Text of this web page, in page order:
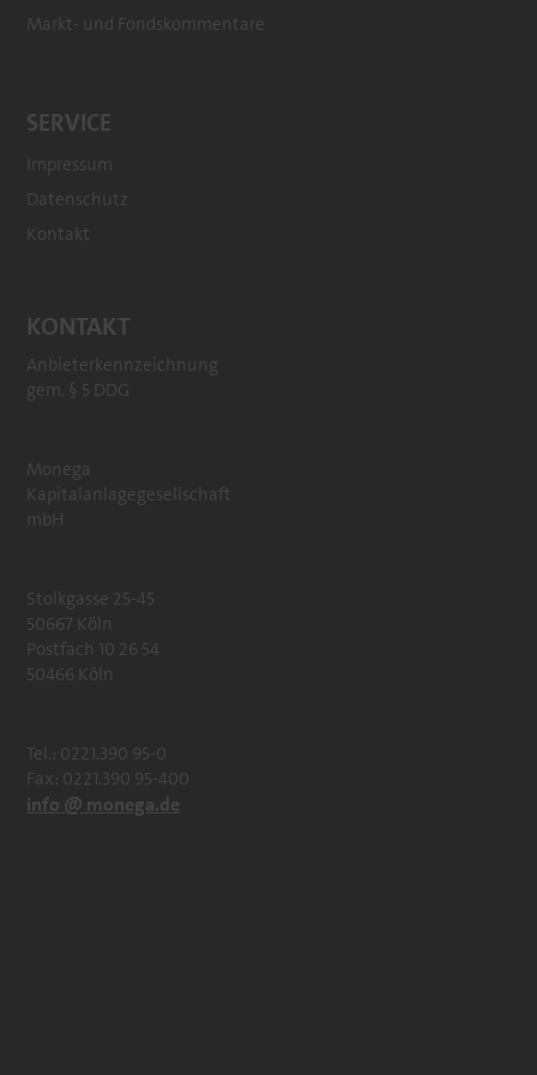
Markt- und Fondskommentare
SERVICE
Impressum
Datenschutz
Kontakt
KONTAKT
Anbieterkennzeichnung
gem. § 5 DDG
Monega
Kapitalanlagegesellschaft
mbH
Stolkgasse 25-45
50667 Köln
Postfach 10 26 54
50466 Köln
Tel.: 0221.390 95-0
Fax: 0221.390 95-400
info @ monega.de